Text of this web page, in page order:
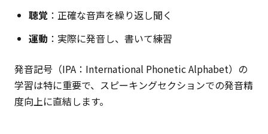
聴覚 ：正確な音声を繰り返し聞く
運動 ：実際に発音し、書いて練習
発音記号（IPA：International Phonetic Alphabet）の
学習は特に重要で、スピーキングセクションでの発音精
度向上に直結します。